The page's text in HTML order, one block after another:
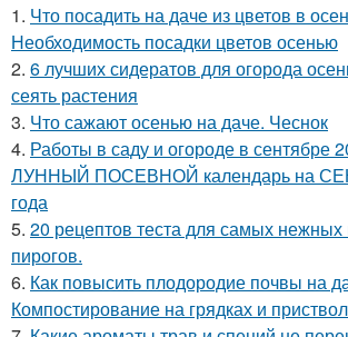
1. Что посадить на даче из цветов в
Необходимость посадки цветов осенью
2. 6 лучших сидератов для огорода
сеять растения
3. Что сажают осенью на даче. Чеснок
4. Работы в саду и огороде в сентябре
ЛУННЫЙ ПОСЕВНОЙ календарь на
года
5. 20 рецептов теста для самых нежных
пирогов.
6. Как повысить плодородие почвы на
Компостирование на грядках и